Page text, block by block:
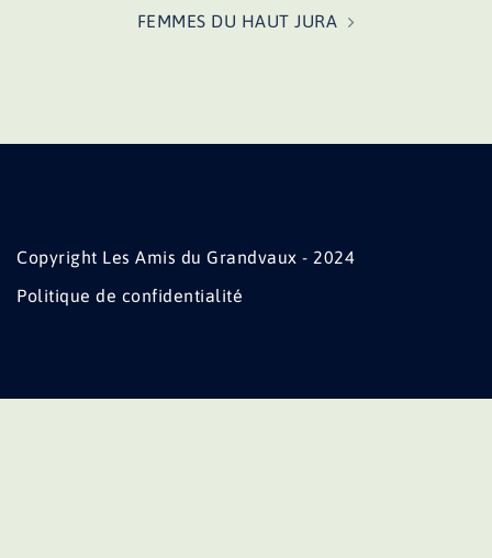
FEMMES DU HAUT JURA
Copyright Les Amis du Grandvaux - 2024
Politique de confidentialité